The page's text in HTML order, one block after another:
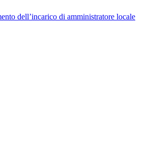
dell’incarico di amministratore locale